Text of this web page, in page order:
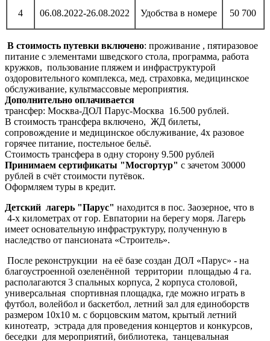
4 06.08.2022-26.08.2022 Удобства в номере 50 700
В стоимость путевки включено: проживание , пятиразовое
питание с элементами шведского стола, программа, работа
кружков, пользование пляжем и инфраструктурой
оздоровительного комплекса, мед. страховка, медицинское
обслуживание, культмассовые мероприятия.
Дополнительно оплачивается
трансфер: Москва-ДОЛ Парус-Москва 16.500 рублей.
В стоимость трансфера включено, ЖД билеты,
сопровождение и медицинское обслуживание, 4х разовое
горячее питание, постельное бельё.
Стоимость трансфера в одну сторону 9.500 рублей
Принимаем сертификаты "Мосгортур" с зачетом 30000
рублей в счёт стоимости путёвок.
Оформляем туры в кредит.
Детский лагерь "Парус" находится в пос. Заозерное, что в
4-х километрах от гор. Евпатории на берегу моря. Лагерь
имеет основательную инфраструктуру, полученную в
наследство от пансионата «Строитель».
После реконструкции на её базе создан ДОЛ «Парус» - на
благоустроенной озеленённой территории площадью 4 га.
располагаются 3 спальных корпуса, 2 корпуса столовой,
универсальная спортивная площадка, где можно играть в
футбол, волейбол и баскетбол, летний зал для единоборств
размером 10х10 м. с борцовским матом, крытый летний
кинотеатр, эстрада для проведения концертов и конкурсов,
беседки для мероприятий, библиотека, танцевальная